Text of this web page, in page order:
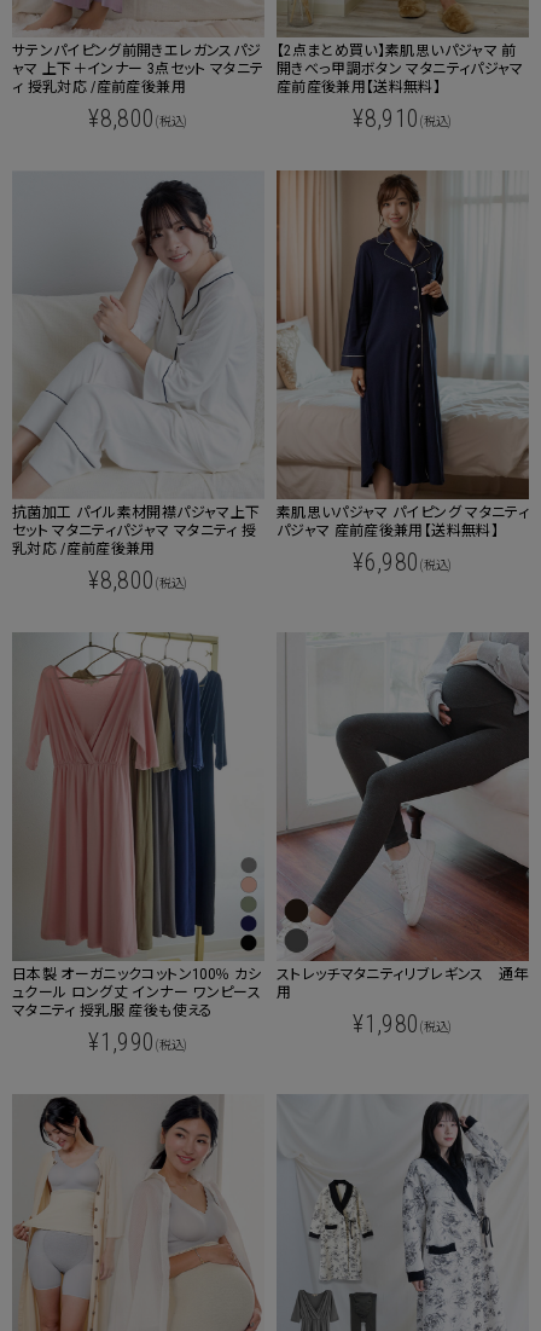
サテンパイピング前開きエレガンスパジ
ャマ 上下＋インナー 3点セット マタニテ
ィ 授乳対応 /産前産後兼用
¥8,800 (税込)
【2点まとめ買い】素肌思いパジャマ 前
開きべっ甲調ボタン マタニティパジャマ
産前産後兼用【送料無料】
¥8,910 (税込)
抗菌加工 パイル素材開襟パジャマ上下
セット マタニティパジャマ マタニティ 授
乳対応 /産前産後兼用
¥8,800 (税込)
素肌思いパジャマ パイピング マタニティ
パジャマ 産前産後兼用【送料無料】
¥6,980 (税込)
日本製 オーガニックコットン100％ カシ
ュクール ロング丈 インナー ワンピース
マタニティ 授乳服 産後も使える
¥1,990 (税込)
ストレッチマタニティリブレギンス 通年
用
¥1,980 (税込)